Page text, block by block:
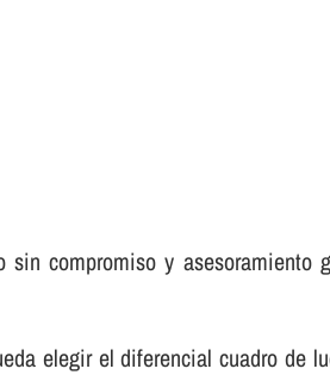
compromiso y asesoramiento
elegir el diferencial cuadro de